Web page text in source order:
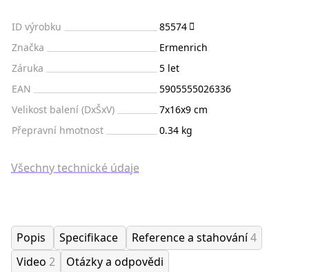
ID výrobku
85574
Značka
Ermenrich
Záruka
5 let
EAN
5905555026336
Velikost balení (DxŠxV)
7x16x9 cm
Přepravní hmotnost
0.34 kg
Všechny technické údaje
Popis Specifikace Reference a stahování4
Video 2 Otázky a odpovědi